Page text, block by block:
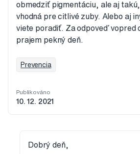
obmedziť pigmentáciu, ale aj
vhodná pre citlivé zuby. Alebo aj
viete poradiť. Za odpoveď vopred
prajem pekný deň.
Prevencia
Publikováno
10. 12. 2021
Dobrý deň,